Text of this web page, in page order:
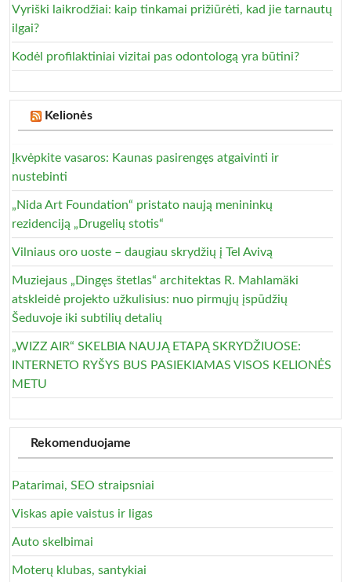
Vyriški laikrodžiai: kaip tinkamai prižiūrėti, kad jie tarnautų
ilgai?
Kodėl profilaktiniai vizitai pas odontologą yra būtini?
Kelionės
Įkvėpkite vasaros: Kaunas pasirengęs atgaivinti ir
nustebinti
„Nida Art Foundation“ pristato naują menininkų
rezidenciją „Drugelių stotis“
Vilniaus oro uoste – daugiau skrydžių į Tel Avivą
Muziejaus „Dingęs štetlas“ architektas R. Mahlamäki
atskleidė projekto užkulisius: nuo pirmųjų įspūdžių
Šeduvoje iki subtilių detalių
„WIZZ AIR“ SKELBIA NAUJĄ ETAPĄ SKRYDŽIUOSE:
INTERNETO RYŠYS BUS PASIEKIAMAS VISOS KELIONĖS
METU
Rekomenduojame
Patarimai, SEO straipsniai
Viskas apie vaistus ir ligas
Auto skelbimai
Moterų klubas, santykiai